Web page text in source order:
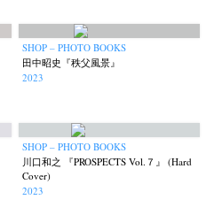
SHOP – PHOTO BOOKS
田中昭史『秩父風景』
2023
SHOP – PHOTO BOOKS
川口和之 『PROSPECTS Vol.７』 (Hard
Cover)
2023